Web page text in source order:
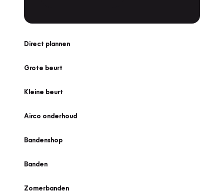
Direct plannen
Grote beurt
Kleine beurt
Airco onderhoud
Bandenshop
Banden
Zomerbanden